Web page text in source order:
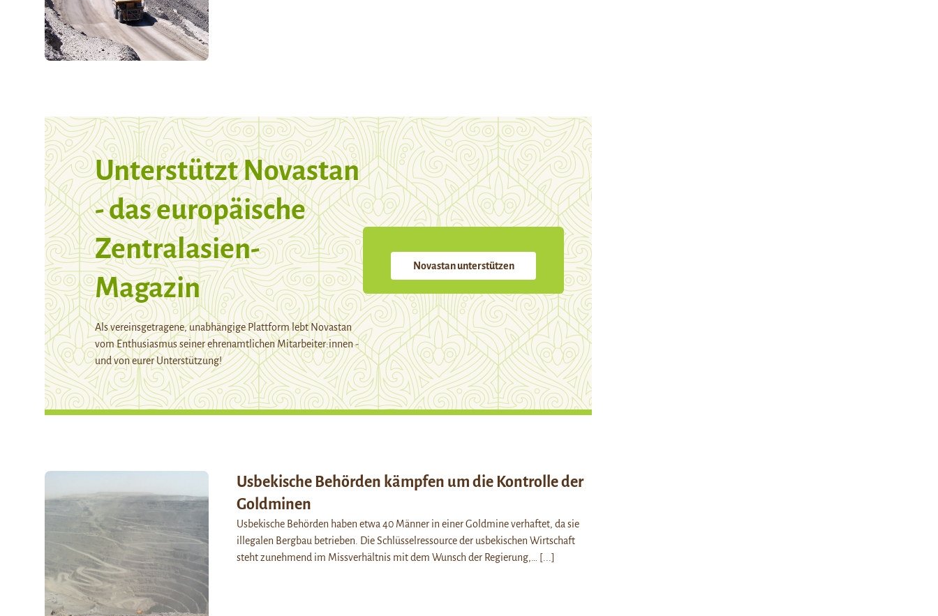
Unterstützt Novastan
- das europäische
Zentralasien-
Magazin
Als vereinsgetragene, unabhängige Plattform lebt Novastan
vom Enthusiasmus seiner ehrenamtlichen Mitarbeiter:innen -
und von eurer Unterstützung!
Novastan unterstützen
Usbekische Behörden kämpfen um die Kontrolle der
Goldminen
Usbekische Behörden haben etwa 40 Männer in einer Goldmine verhaftet, da sie
illegalen Bergbau betrieben. Die Schlüsselressource der usbekischen Wirtschaft
steht zunehmend im Missverhältnis mit dem Wunsch der Regierung,…
[...]